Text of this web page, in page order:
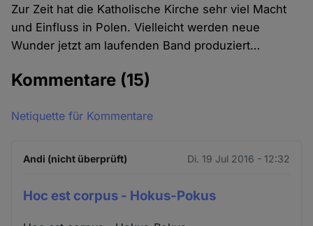
Zur Zeit hat die Katholische Kirche sehr viel Macht
und Einfluss in Polen. Vielleicht werden neue
Wunder jetzt am laufenden Band produziert…
Kommentare (15)
Netiquette für Kommentare
Andi (nicht überprüft) Di. 19 Jul 2016 - 12:32
Hoc est corpus - Hokus-Pokus